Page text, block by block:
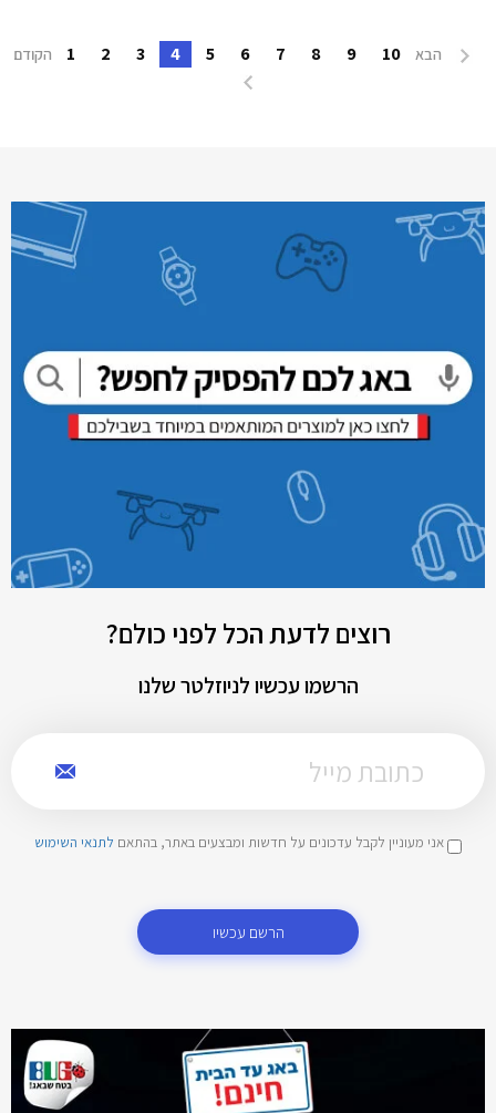
הבא 10
9
8
7
6
5
4
3
2
1 הקודם
רוצים לדעת הכל לפני כולם?
הרשמו עכשיו לניוזלטר שלנו
אני מעוניין לקבל עדכונים על חדשות ומבצעים באתר, בהתאם לתנאי השימוש
הרשם עכשיו